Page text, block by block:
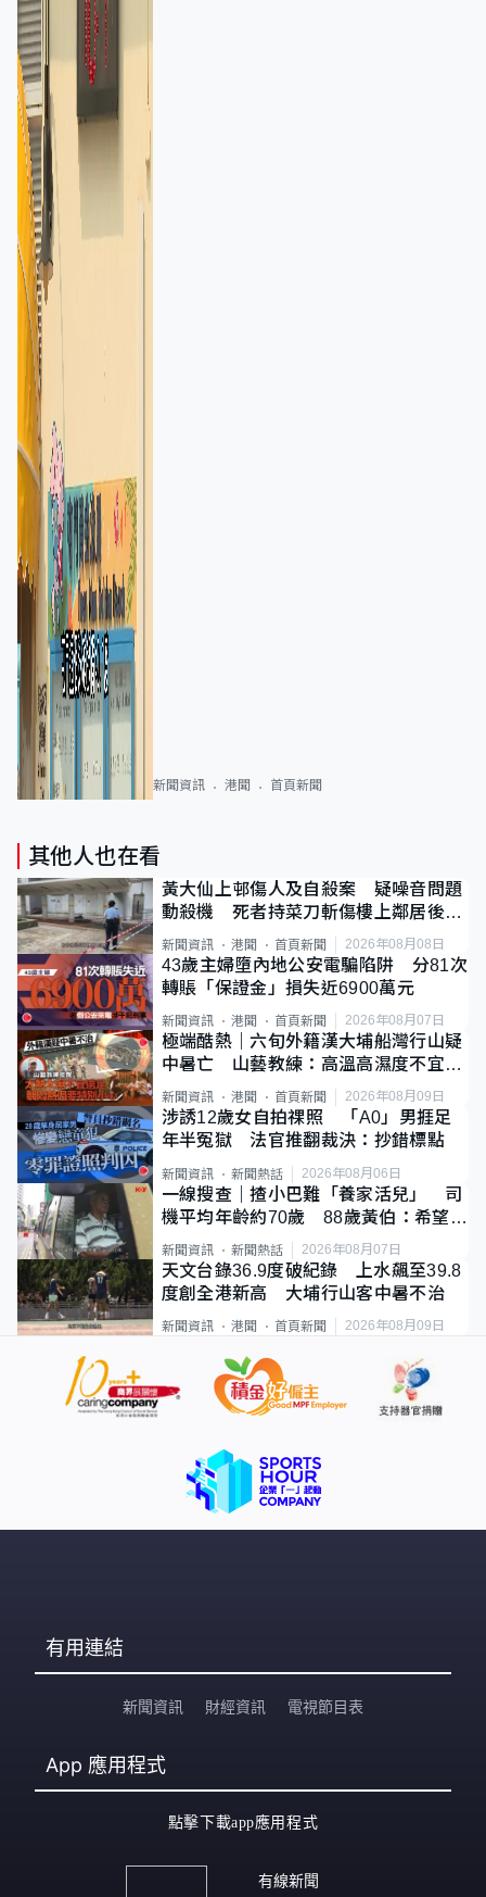
新聞資訊 港聞 首頁新聞
其他人也在看
黃大仙上邨傷人及自殺案 疑噪音問題
動殺機 死者持菜刀斬傷樓上鄰居後墮
斃
新聞資訊 港聞 首頁新聞 2026年08月08日
43歲主婦墮內地公安電騙陷阱 分81次
轉賬「保證金」損失近6900萬元
新聞資訊 港聞 首頁新聞 2026年08月07日
極端酷熱｜六旬外籍漢大埔船灣行山疑
中暑亡 山藝教練：高溫高濕度不宜遠
足
新聞資訊 港聞 首頁新聞 2026年08月09日
涉誘12歲女自拍祼照 「A0」男捱足
年半冤獄 法官推翻裁決：抄錯標點
新聞資訊 新聞熱話 2026年08月06日
一線搜查｜揸小巴難「養家活兒」 司
機平均年齡約70歲 88歲黃伯：希望一
直揸落去
新聞資訊 新聞熱話 2026年08月07日
天文台錄36.9度破紀錄 上水飆至39.8
度創全港新高 大埔行山客中暑不治
新聞資訊 港聞 首頁新聞 2026年08月09日
有用連結
新聞資訊 財經資訊 電視節目表
App 應用程式
點擊下載app應用程式
有線新聞